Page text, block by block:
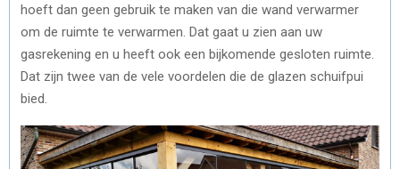
hoeft dan geen gebruik te maken van die wand verwarmer
om de ruimte te verwarmen. Dat gaat u zien aan uw
gasrekening en u heeft ook een bijkomende gesloten ruimte.
Dat zijn twee van de vele voordelen die de glazen schuifpui
bied.